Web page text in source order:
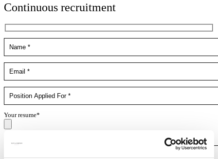
Continuous recruitment
Your resume*